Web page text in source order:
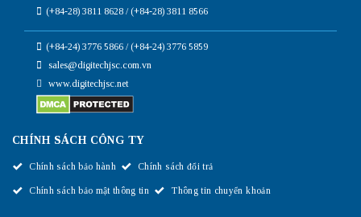
(+84-28) 3811 8628 / (+84-28) 3811 8566
(+84-24) 3776 5866 / (+84-24) 3776 5859
sales@digitechjsc.com.vn
www.digitechjsc.net
CHÍNH SÁCH CÔNG TY
Chính sách bảo hành Chính sách đổi trả
Chính sách bảo mật thông tin Thông tin chuyển khoản